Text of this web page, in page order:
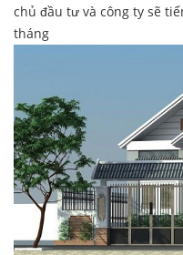
chủ đầu tư và công ty sẽ
tháng